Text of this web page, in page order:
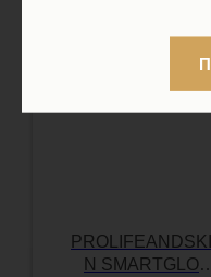
PROLIFEANDSKI
N SMARTGLO